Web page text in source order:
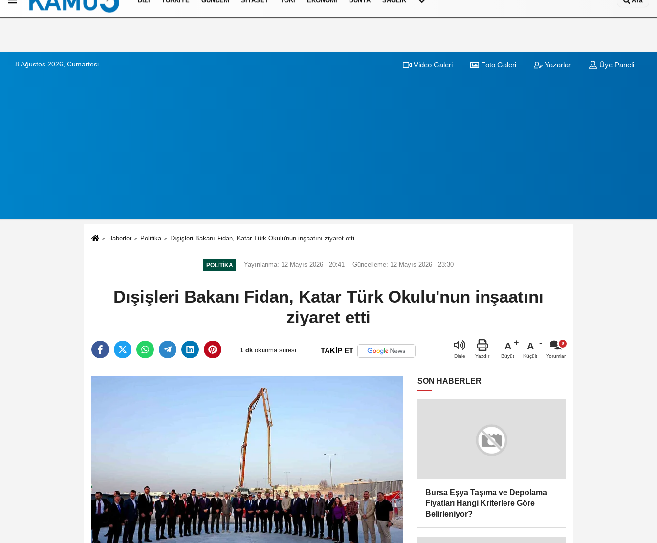
İletişim Çerez Politikası
8 Ağustos 2026, Cumartesi Video Galeri Foto Galeri Yazarlar Üye Paneli
Haberler Politika Dışişleri Bakanı Fidan, Katar Türk Okulu'nun inşaatını ziyaret etti
POLITIKA Yayınlanma: 12 Mayıs 2026 - 20:41 Güncelleme: 12 Mayıs 2026 - 23:30
Dışişleri Bakanı Fidan, Katar Türk Okulu'nun inşaatını
ziyaret etti
1 dk okunma süresi TAKİP ET
Dinle Yazdır
A
Büyüt
A
Küçült Yorumlar
SON HABERLER
Bursa Eşya Taşıma ve Depolama
Fiyatları Hangi Kriterlere Göre
Belirleniyor?